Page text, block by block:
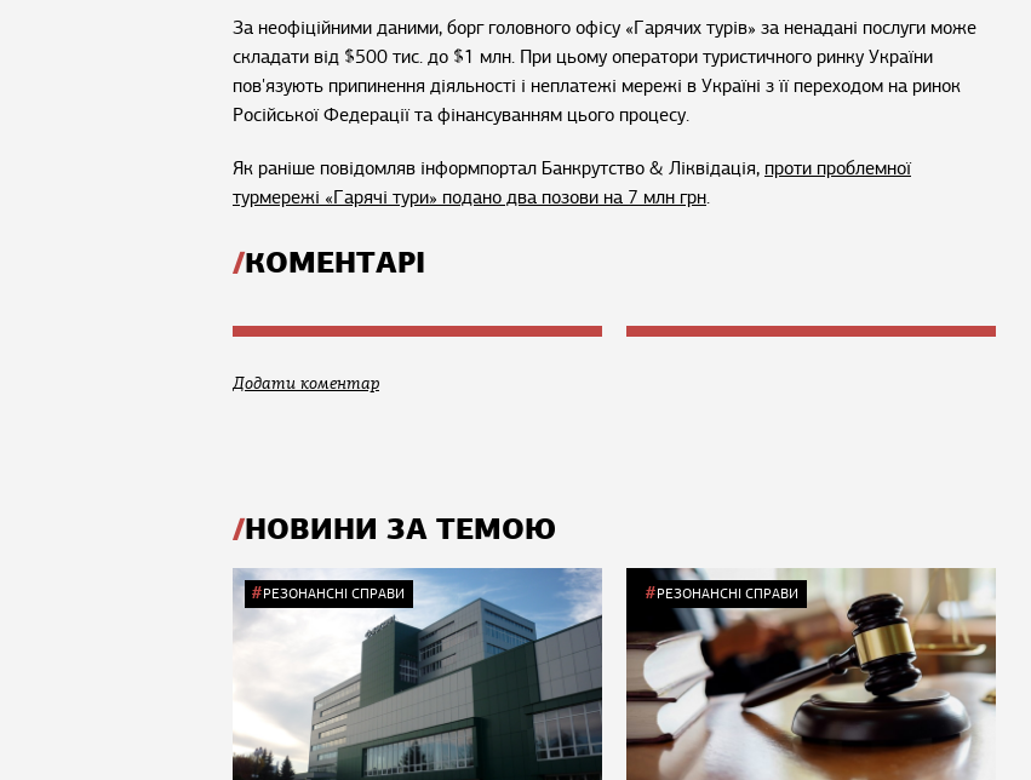
За неофіційними даними, борг головного офісу «Гарячих турів» за ненадані послуги може
складати від $500 тис. до $1 млн. При цьому оператори туристичного ринку України
пов'язують припинення діяльності і неплатежі мережі в Україні з її переходом на ринок
Російської Федерації та фінансуванням цього процесу.
Як раніше повідомляв інформпортал Банкрутство & Ліквідація, проти проблемної
турмережі «Гарячі тури» подано два позови на 7 млн грн.
КОМЕНТАРІ
Додати коментар
НОВИНИ ЗА ТЕМОЮ
РЕЗОНАНСНІ СПРАВИ РЕЗОНАНСНІ СПРАВИ